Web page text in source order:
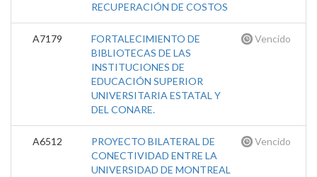
RECUPERACIÓN DE COSTOS
A7179
FORTALECIMIENTO DE
BIBLIOTECAS DE LAS
INSTITUCIONES DE
EDUCACIÓN SUPERIOR
UNIVERSITARIA ESTATAL Y
DEL CONARE.
Vencido
A6512
PROYECTO BILATERAL DE
CONECTIVIDAD ENTRE LA
UNIVERSIDAD DE MONTREAL
Vencido